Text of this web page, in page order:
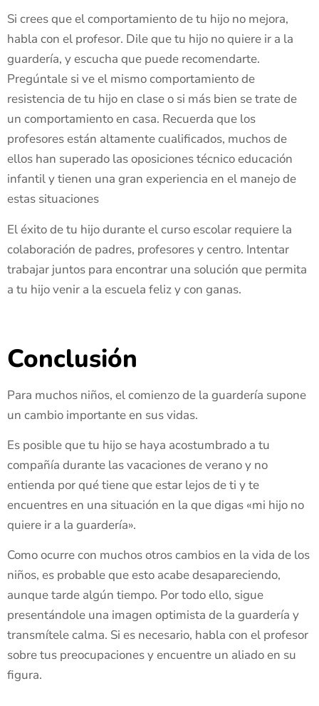
Si crees que el comportamiento de tu hijo no mejora,
habla con el profesor. Dile que tu hijo no quiere ir a la
guardería, y escucha que puede recomendarte.
Pregúntale si ve el mismo comportamiento de
resistencia de tu hijo en clase o si más bien se trate de
un comportamiento en casa. Recuerda que los
profesores están altamente cualificados, muchos de
ellos han superado las oposiciones técnico educación
infantil y tienen una gran experiencia en el manejo de
estas situaciones
El éxito de tu hijo durante el curso escolar requiere la
colaboración de padres, profesores y centro. Intentar
trabajar juntos para encontrar una solución que permita
a tu hijo venir a la escuela feliz y con ganas.
Conclusión
Para muchos niños, el comienzo de la guardería supone
un cambio importante en sus vidas.
Es posible que tu hijo se haya acostumbrado a tu
compañía durante las vacaciones de verano y no
entienda por qué tiene que estar lejos de ti y te
encuentres en una situación en la que digas «mi hijo no
quiere ir a la guardería».
Como ocurre con muchos otros cambios en la vida de los
niños, es probable que esto acabe desapareciendo,
aunque tarde algún tiempo. Por todo ello, sigue
presentándole una imagen optimista de la guardería y
transmítele calma. Si es necesario, habla con el profesor
sobre tus preocupaciones y encuentre un aliado en su
figura.